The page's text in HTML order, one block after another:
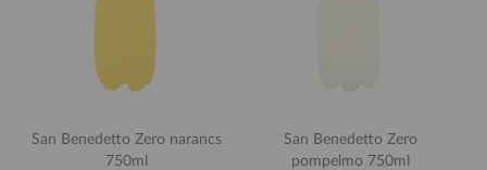
San Benedetto Zero narancs
750ml
San Benedetto Zero
pompelmo 750ml